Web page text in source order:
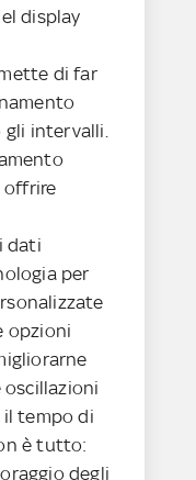
display
di far
intervalli.
offrire
dati
per
opzioni
oscillazioni
il tempo di
è tutto:
degli